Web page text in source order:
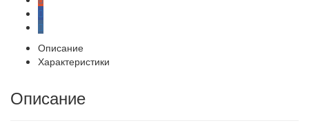
Описание
Характеристики
Описание